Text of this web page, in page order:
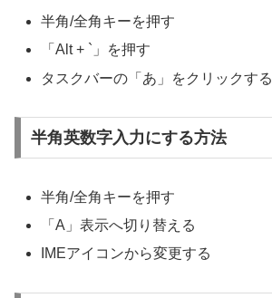
半角/全角キーを押す
「Alt + `」を押す
タスクバーの「あ」をクリックする
半角英数字入力にする方法
半角/全角キーを押す
「A」表示へ切り替える
IMEアイコンから変更する